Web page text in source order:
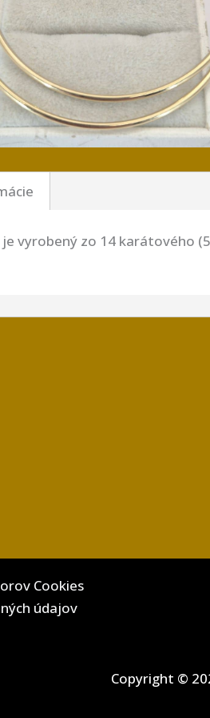
je vyrobený zo 14 karátového
Cookies
údajov
Copyright ©